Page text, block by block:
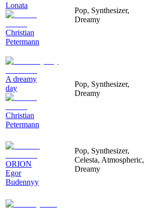
Lonata
Christian
Petermann
Pop, Synthesizer,
Dreamy
A dreamy
day
Christian
Petermann
Pop, Synthesizer,
Dreamy
ORION
Egor
Budennyy
Pop, Synthesizer,
Celesta, Atmospheric,
Dreamy